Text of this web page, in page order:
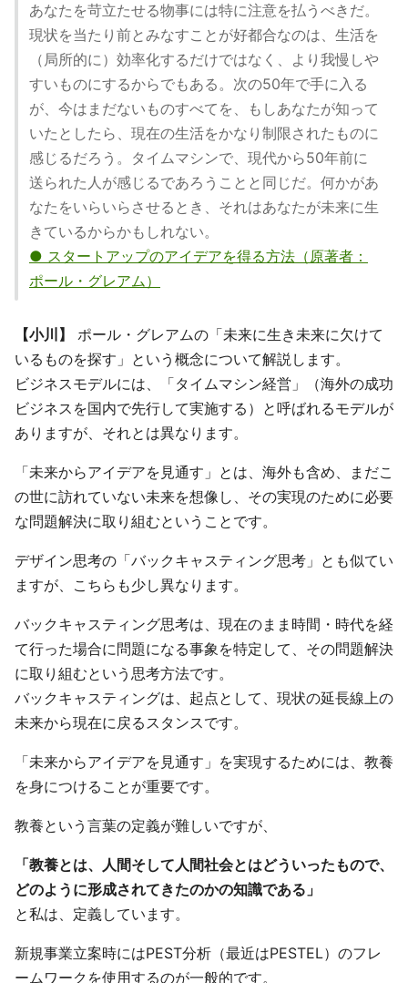
あなたを苛立たせる物事には特に注意を払うべきだ。
現状を当たり前とみなすことが好都合なのは、生活を
（局所的に）効率化するだけではなく、より我慢しや
すいものにするからでもある。次の50年で手に入る
が、今はまだないものすべてを、もしあなたが知って
いたとしたら、現在の生活をかなり制限されたものに
感じるだろう。タイムマシンで、現代から50年前に
送られた人が感じるであろうことと同じだ。何かがあ
なたをいらいらさせるとき、それはあなたが未来に生
きているからかもしれない。
● スタートアップのアイデアを得る方法（原著者：
ポール・グレアム）
【小川】
ポール・グレアムの「未来に生き未来に欠けて
いるものを探す」という概念について解説します。
ビジネスモデルには、「タイムマシン経営」（海外の成功
ビジネスを国内で先行して実施する）と呼ばれるモデルが
ありますが、それとは異なります。
「未来からアイデアを見通す」とは、海外も含め、まだこ
の世に訪れていない未来を想像し、その実現のために必要
な問題解決に取り組むということです。
デザイン思考の「バックキャスティング思考」とも似てい
ますが、こちらも少し異なります。
バックキャスティング思考は、現在のまま時間・時代を経
て行った場合に問題になる事象を特定して、その問題解決
に取り組むという思考方法です。
バックキャスティングは、起点として、現状の延長線上の
未来から現在に戻るスタンスです。
「未来からアイデアを見通す」を実現するためには、教養
を身につけることが重要です。
教養という言葉の定義が難しいですが、
「教養とは、人間そして人間社会とはどういったもので、
どのように形成されてきたのかの知識である」
と私は、定義しています。
新規事業立案時にはPEST分析（最近はPESTEL）のフレ
ームワークを使用するのが一般的です。